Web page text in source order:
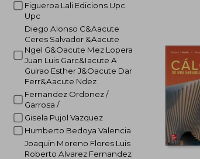
Figueroa Lali Edicions Upc
Upc
Diego Alonso C&Aacute
Ceres Salvador &Aacute
Ngel G&Oacute Mez Lopera
Juan Luis Garc&Iacute A
Guirao Esther J&Oacute Dar
Ferr&Aacute Ndez
Fernandez Ordonez /
Garrosa /
Gisela Pujol Vazquez
Humberto Bedoya Valencia
Joaquin Moreno Flores Luis
Roberto Alvarez Fernandez